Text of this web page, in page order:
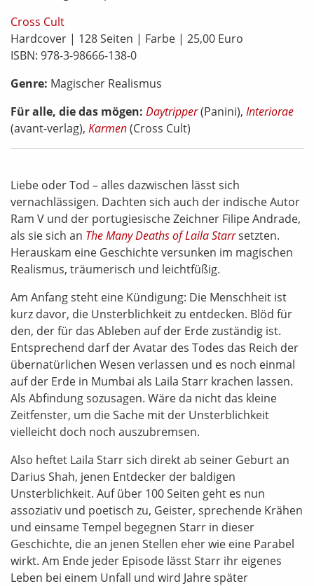
Cross Cult
Hardcover | 128 Seiten | Farbe | 25,00 Euro
ISBN: 978-3-98666-138-0
Genre: Magischer Realismus
Für alle, die das mögen: Daytripper(Panini), Interiorae
(avant-verlag), Karmen(Cross Cult)
Liebe oder Tod – alles dazwischen lässt sich
vernachlässigen. Dachten sich auch der indische Autor
Ram V und der portugiesische Zeichner Filipe Andrade,
als sie sich an The Many Deaths of Laila Starrsetzten.
Herauskam eine Geschichte versunken im magischen
Realismus, träumerisch und leichtfüßig.
Am Anfang steht eine Kündigung: Die Menschheit ist
kurz davor, die Unsterblichkeit zu entdecken. Blöd für
den, der für das Ableben auf der Erde zuständig ist.
Entsprechend darf der Avatar des Todes das Reich der
übernatürlichen Wesen verlassen und es noch einmal
auf der Erde in Mumbai als Laila Starr krachen lassen.
Als Abfindung sozusagen. Wäre da nicht das kleine
Zeitfenster, um die Sache mit der Unsterblichkeit
vielleicht doch noch auszubremsen.
Also heftet Laila Starr sich direkt ab seiner Geburt an
Darius Shah, jenen Entdecker der baldigen
Unsterblichkeit. Auf über 100 Seiten geht es nun
assoziativ und poetisch zu, Geister, sprechende Krähen
und einsame Tempel begegnen Starr in dieser
Geschichte, die an jenen Stellen eher wie eine Parabel
wirkt. Am Ende jeder Episode lässt Starr ihr eigenes
Leben bei einem Unfall und wird Jahre später